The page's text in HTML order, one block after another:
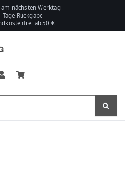
am nächsten Werktag
Tage Rückgabe
ab 50 €